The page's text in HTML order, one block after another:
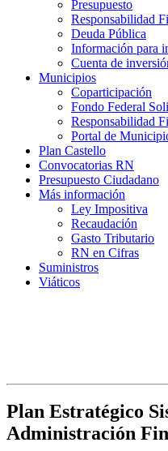
Presupuesto
Responsabilidad
Deuda Pública
Información para
Cuenta de
Municipios
Coparticipación
Fondo Federal
Responsabilidad
Portal de
Plan Castello
Convocatorias RN
Presupuesto Ciudadano
Más información
Ley Impositiva
Recaudación
Gasto Tributario
RN en Cifras
Suministros
Viáticos
Plan Estratégico
Administración